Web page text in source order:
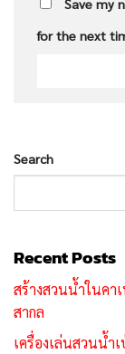
Save my
for the next
Search
Recent Posts
สร้างสวนน้ำในคา
สากล
เครื่องเล่นสวนน้ำ